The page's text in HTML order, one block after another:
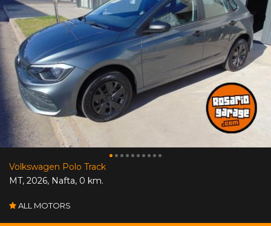
Volkswagen Polo Track
MT, 2026, Nafta, 0 km.
ALL MOTORS